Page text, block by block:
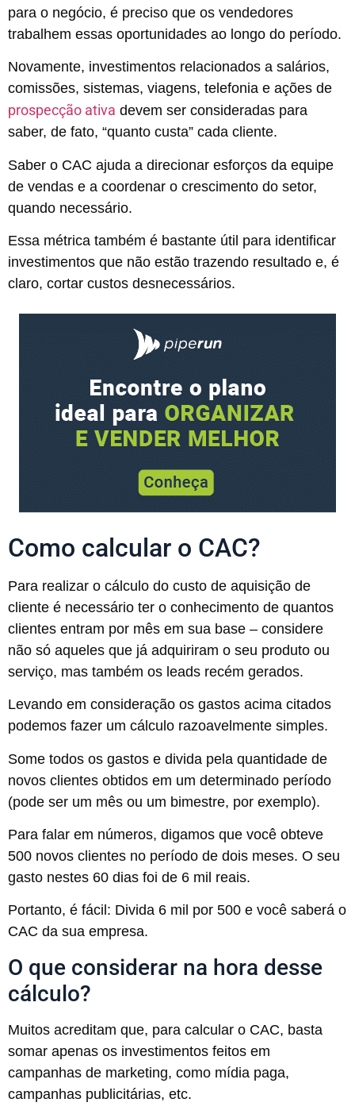
para o negócio, é preciso que os vendedores
trabalhem essas oportunidades ao longo do período.
Novamente, investimentos relacionados a salários,
comissões, sistemas, viagens, telefonia e ações de
prospecção ativa devem ser consideradas para
saber, de fato, “quanto custa” cada cliente.
Saber o CAC ajuda a direcionar esforços da equipe
de vendas e a coordenar o crescimento do setor,
quando necessário.
Essa métrica também é bastante útil para identificar
investimentos que não estão trazendo resultado e, é
claro, cortar custos desnecessários.
Como calcular o CAC?
Para realizar o cálculo do custo de aquisição de
cliente é necessário ter o conhecimento de quantos
clientes entram por mês em sua base – considere
não só aqueles que já adquiriram o seu produto ou
serviço, mas também os leads recém gerados.
Levando em consideração os gastos acima citados
podemos fazer um cálculo razoavelmente simples.
Some todos os gastos e divida pela quantidade de
novos clientes obtidos em um determinado período
(pode ser um mês ou um bimestre, por exemplo).
Para falar em números, digamos que você obteve
500 novos clientes no período de dois meses. O seu
gasto nestes 60 dias foi de 6 mil reais.
Portanto, é fácil: Divida 6 mil por 500 e você saberá o
CAC da sua empresa.
O que considerar na hora desse
cálculo?
Muitos acreditam que, para calcular o CAC, basta
somar apenas os investimentos feitos em
campanhas de marketing, como mídia paga,
campanhas publicitárias, etc.